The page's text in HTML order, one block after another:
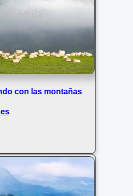
con las montañas